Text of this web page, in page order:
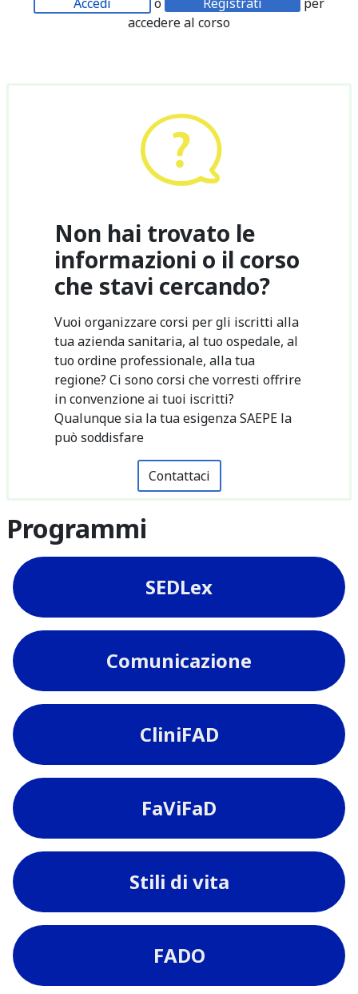
accedere al corso
Non hai trovato le
informazioni o il corso
che stavi cercando?
Vuoi organizzare corsi per gli iscritti alla
tua azienda sanitaria, al tuo ospedale, al
tuo ordine professionale, alla tua
regione? Ci sono corsi che vorresti offrire
in convenzione ai tuoi iscritti?
Qualunque sia la tua esigenza SAEPE la
può soddisfare
Contattaci
Programmi
SEDLex
Comunicazione
CliniFAD
FaViFaD
Stili di vita
FADO